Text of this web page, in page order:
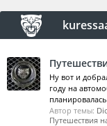
Ну вот и
году на
Автор темы:
Путешествия